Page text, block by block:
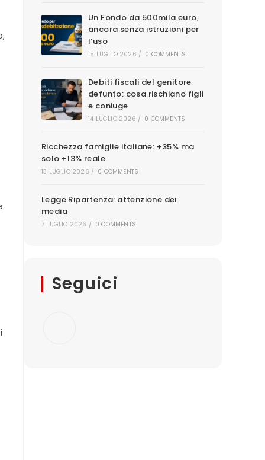
Un Fondo da 500mila euro,
ancora senza istruzioni per
l’uso
15 LUGLIO 2026 / 0 COMMENTS
Debiti fiscali del genitore
defunto: cosa rischiano figli
e coniuge
14 LUGLIO 2026 / 0 COMMENTS
Ricchezza famiglie italiane: +35% ma
solo +13% reale
13 LUGLIO 2026 / 0 COMMENTS
Legge Ripartenza: attenzione dei
media
7 LUGLIO 2026 / 0 COMMENTS
Seguici